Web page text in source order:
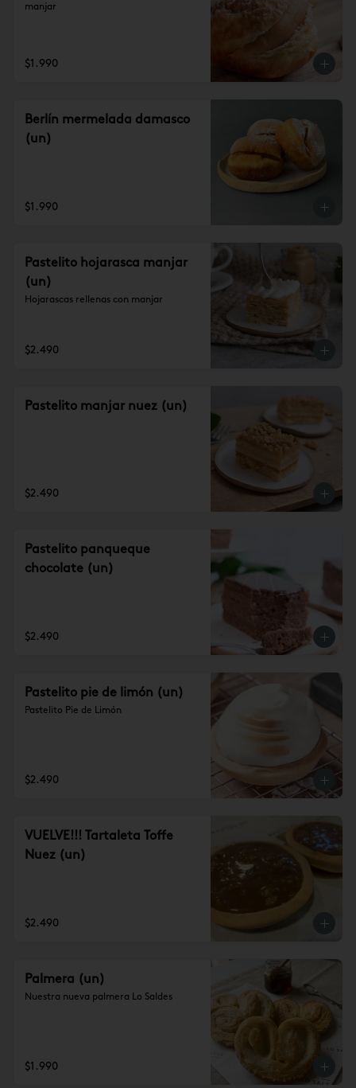
manjar
$1.990
Berlín mermelada damasco
(un)
$1.990
Pastelito hojarasca manjar
(un)
Hojarascas rellenas con manjar
$2.490
Pastelito manjar nuez (un)
$2.490
Pastelito panqueque
chocolate (un)
$2.490
Pastelito pie de limón (un)
Pastelito Pie de Limón
$2.490
VUELVE!!! Tartaleta Toffe
Nuez (un)
$2.490
Palmera (un)
Nuestra nueva palmera Lo Saldes
$1.990